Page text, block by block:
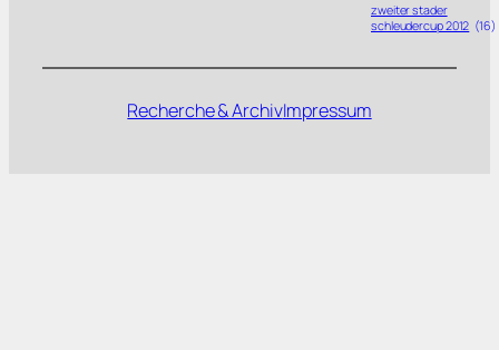
zweiter stader
schleudercup 2012 (16)
Recherche & ArchivImpressum